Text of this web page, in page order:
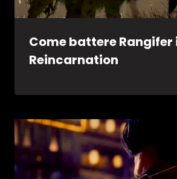
Come battere Rangifer
Reincarnation